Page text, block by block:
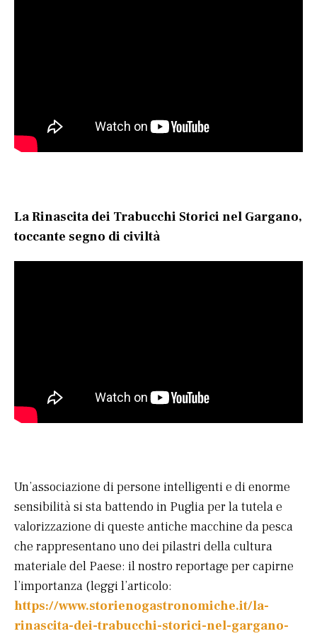
La Rinascita dei Trabucchi Storici nel Gargano,
toccante segno di civiltà
Un’associazione di persone intelligenti e di enorme
sensibilità si sta battendo in Puglia per la tutela e
valorizzazione di queste antiche macchine da pesca
che rappresentano uno dei pilastri della cultura
materiale del Paese: il nostro reportage per capirne
l’importanza (leggi l’articolo:
https://www.storienogastronomiche.it/la-
rinascita-dei-trabucchi-storici-nel-gargano-